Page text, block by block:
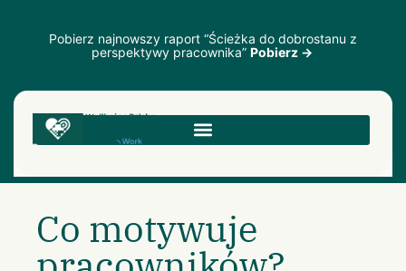
Pobierz najnowszy raport “Ścieżka do dobrostanu z
perspektywy pracownika” Pobierz →
Co motywuje